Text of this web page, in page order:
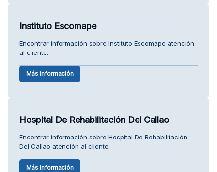
Instituto Escomape
Encontrar información sobre Instituto Escomape atención
al cliente.
Más información
Hospital De Rehabilitación Del Callao
Encontrar información sobre Hospital De Rehabilitación
Del Callao atención al cliente.
Más información